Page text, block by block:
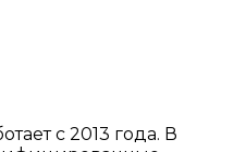
с 2013 года. В